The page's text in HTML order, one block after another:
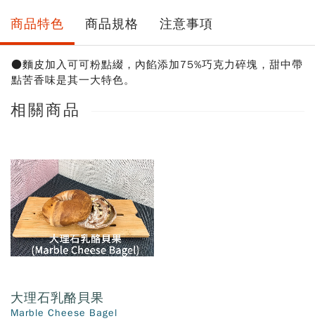
商品特色 商品規格 注意事項
●麵皮加入可可粉點綴，內餡添加75%巧克力碎塊，甜中帶
點苦香味是其一大特色。
相關商品
大理石乳酪貝果
Marble Cheese Bagel